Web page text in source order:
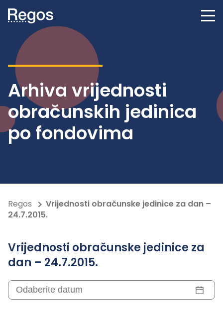
Arhiva vrijednosti
obračunskih jedinica
po fondovima
Regos
Vrijednosti obračunske jedinice za dan –
24.7.2015.
Vrijednosti obračunske jedinice za
dan – 24.7.2015.